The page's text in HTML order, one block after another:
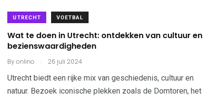
UTRECHT VOETBAL
Wat te doen in Utrecht: ontdekken van cultuur en
bezienswaardigheden
Byonlino . 26 juli 2024
Utrecht biedt een rijke mix van geschiedenis, cultuur en
natuur. Bezoek iconische plekken zoals de Domtoren, het